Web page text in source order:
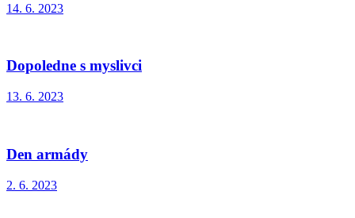
14. 6. 2023
Dopoledne s myslivci
13. 6. 2023
Den armády
2. 6. 2023